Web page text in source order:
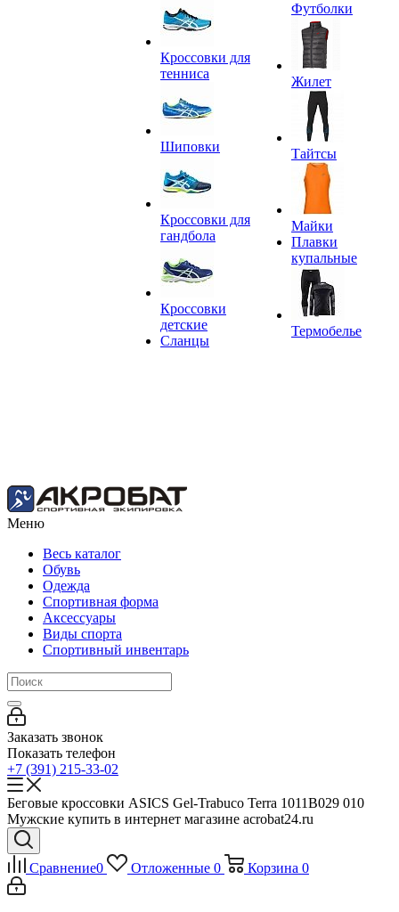
Кроссовки для
тенниса
Шиповки
Кроссовки для
гандбола
Кроссовки
детские
Сланцы
Футболки
Жилет
Тайтсы
Майки
Плавки
купальные
Термобелье
Меню
Весь каталог
Обувь
Одежда
Спортивная форма
Аксессуары
Виды спорта
Спортивный инвентарь
Заказать звонок
Показать телефон
+7 (391) 215-33-02
Беговые кроссовки ASICS Gel-Trabuco Terra 1011B029 010
Мужские купить в интернет магазине acrobat24.ru
Сравнение0 Отложенные 0 Корзина 0